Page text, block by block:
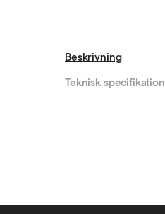
Beskrivning
Teknisk specifikation